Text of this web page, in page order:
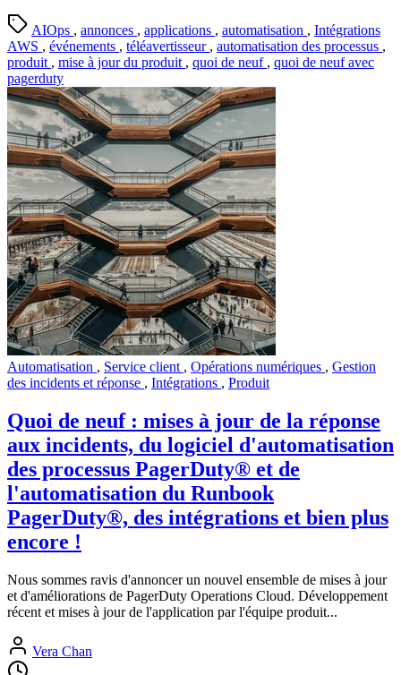
AIOps , annonces , applications , automatisation , Intégrations
AWS , événements , téléavertisseur , automatisation des processus ,
produit , mise à jour du produit , quoi de neuf , quoi de neuf avec
pagerduty
Automatisation , Service client , Opérations numériques , Gestion
des incidents et réponse , Intégrations , Produit
Quoi de neuf : mises à jour de la réponse
aux incidents, du logiciel d'automatisation
des processus PagerDuty® et de
l'automatisation du Runbook
PagerDuty®, des intégrations et bien plus
encore !
Nous sommes ravis d'annoncer un nouvel ensemble de mises à jour
et d'améliorations de PagerDuty Operations Cloud. Développement
récent et mises à jour de l'application par l'équipe produit...
Vera Chan